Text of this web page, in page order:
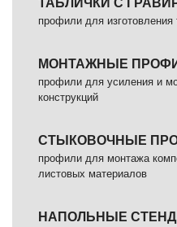
профили для изготовления
МОНТАЖНЫЕ
профили для усиления и
конструкций
СТЫКОВОЧНЫЕ
профили для монтажа
листовых материалов
НАПОЛЬНЫЕ